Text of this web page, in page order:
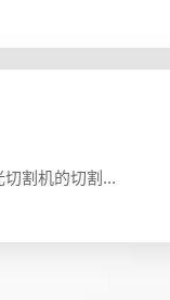
激光切割机作用对象包括了不锈钢、碳钢、合金钢、铝板、银、铜、钛等金属材料。针对不同的金属材料，不同功率激光切割机的切割厚度跟切割材料有很大的关系。1000瓦、2000瓦、3000瓦……不同功率的激光切割机能切割的厚度都是不同的。激光